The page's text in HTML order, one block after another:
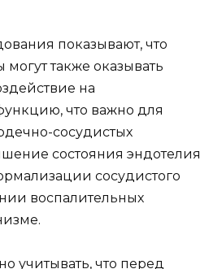
показывают, что
также оказывать
на
что важно для
сосудистых
состояния эндотелия
сосудистого
воспалительных
учитывать, что перед